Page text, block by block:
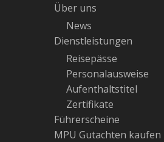
Über uns
News
Dienstleistungen
Reisepässe
Personalausweise
Aufenthaltstitel
Zertifikate
Führerscheine
MPU Gutachten kaufen